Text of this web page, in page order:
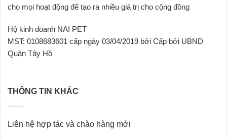
cho mọi hoạt động để tạo ra nhiều giá trị cho cộng đồng
Hộ kinh doanh NAI PET
MST: 0108683601 cấp ngày 03/04/2019 bởi Cấp bởi UBND
Quận Tây Hồ
THÔNG TIN KHÁC
Liên hệ hợp tác và chào hàng mới